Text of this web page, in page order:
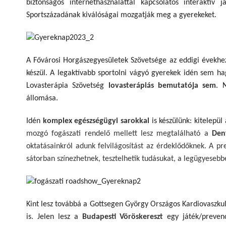
biztonságos internethasználattal kapcsolatos interaktív
Sportszázadának kiválóságai mozgatják meg a gyerekeket.
A Fővárosi Horgászegyesületek Szövetsége az eddigi
készül. A legaktívabb sportolni vágyó gyerekek idén sem
Lovasterápia Szövetség
lovasterápiás bemutatója sem.
állomása.
Idén komplex egészségügyi sarokkal
is készülünk:
mozgó fogászati rendelő mellett lesz megtalálható a
oktatásainkról adunk felvilágosítást az érdeklődőknek. A
sátorban színezhetnek, tesztelhetik tudásukat, a
Kint lesz továbbá a Gottsegen György Országos
is. Jelen lesz a
Budapesti Vöröskereszt egy játék/